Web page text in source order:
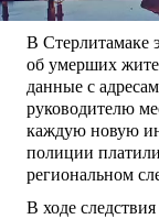
В Стерлитамаке
об умерших
данные с
руководителю
каждую новую
полиции
региональном
В ходе